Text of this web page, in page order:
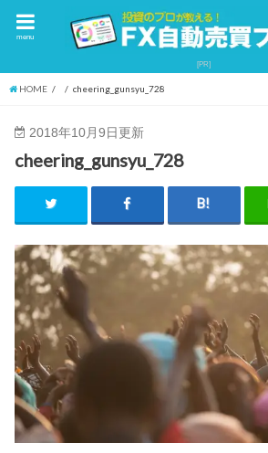
menu
HOME cheering_gunsyu_728
2018年10月9日更新
cheering_gunsyu_728